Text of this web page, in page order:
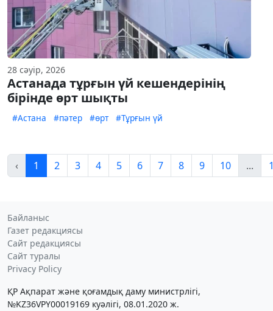
28 сәуір, 2026
Астанада тұрғын үй кешендерінің
бірінде өрт шықты
#Астана #пәтер #өрт #Тұрғын үй
‹ 1 2 3 4 5 6 7 8 9 10 ...
Байланыс
Газет редакциясы
Сайт редакциясы
Сайт туралы
Privacy Policy
ҚР Ақпарат және қоғамдық даму министрлігі,
№KZ36VPY00019169 куәлігі, 08.01.2020 ж.